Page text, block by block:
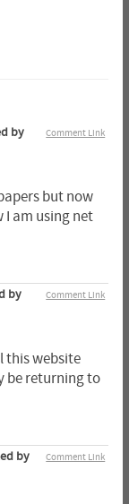
Comment Link
by
but now
I am using net
Comment Link
by
this website
be returning to
Comment Link
by